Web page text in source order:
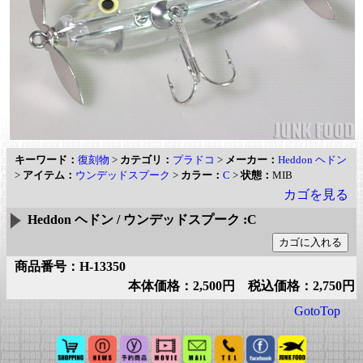
キーワード： 復刻物 > カテゴリ： プラドコ > メーカー： Heddon ヘドン
> アイテム： ウンデッドスプーク > カラー： C >状態： MIB
カゴを見る
Heddon ヘドン / ウンデッドスプーク :C
商品番号：H-13350
本体価格：2,500円 税込価格：2,750円
GotoTop